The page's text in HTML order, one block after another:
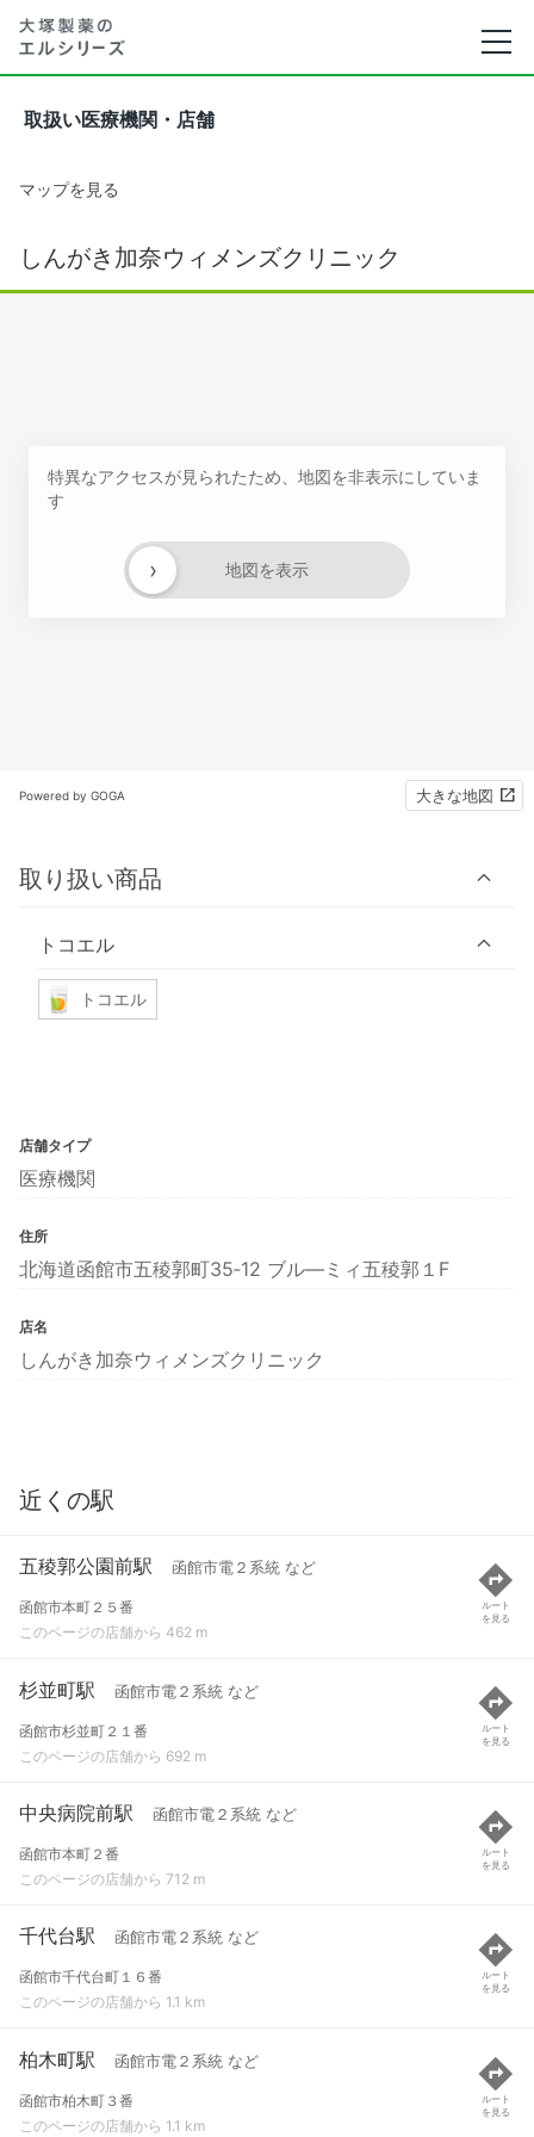
取扱い医療機関・店舗
マップを見る
しんがき加奈ウィメンズクリニック
特異なアクセスが見られたため、地図を非表示にしていま
す
地図を表示
›
Powered by GOGA 大きな地図
取り扱い商品
トコエル
トコエル
店舗タイプ
医療機関
住所
北海道函館市五稜郭町35‐12 ブル―ミィ五稜郭１F
店名
しんがき加奈ウィメンズクリニック
近くの駅
五稜郭公園前駅 函館市電２系統 など
函館市本町２５番
このページの店舗から 462 m
ルート
を見る
杉並町駅 函館市電２系統 など
函館市杉並町２１番
このページの店舗から 692 m
ルート
を見る
中央病院前駅 函館市電２系統 など
函館市本町２番
このページの店舗から 712 m
ルート
を見る
千代台駅 函館市電２系統 など
函館市千代台町１６番
このページの店舗から 1.1 km
ルート
を見る
柏木町駅 函館市電２系統 など
函館市柏木町３番
このページの店舗から 1.1 km
ルート
を見る